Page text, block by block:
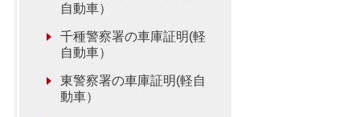
自動車）
千種警察署の車庫証明(軽
自動車）
東警察署の車庫証明(軽自
動車）